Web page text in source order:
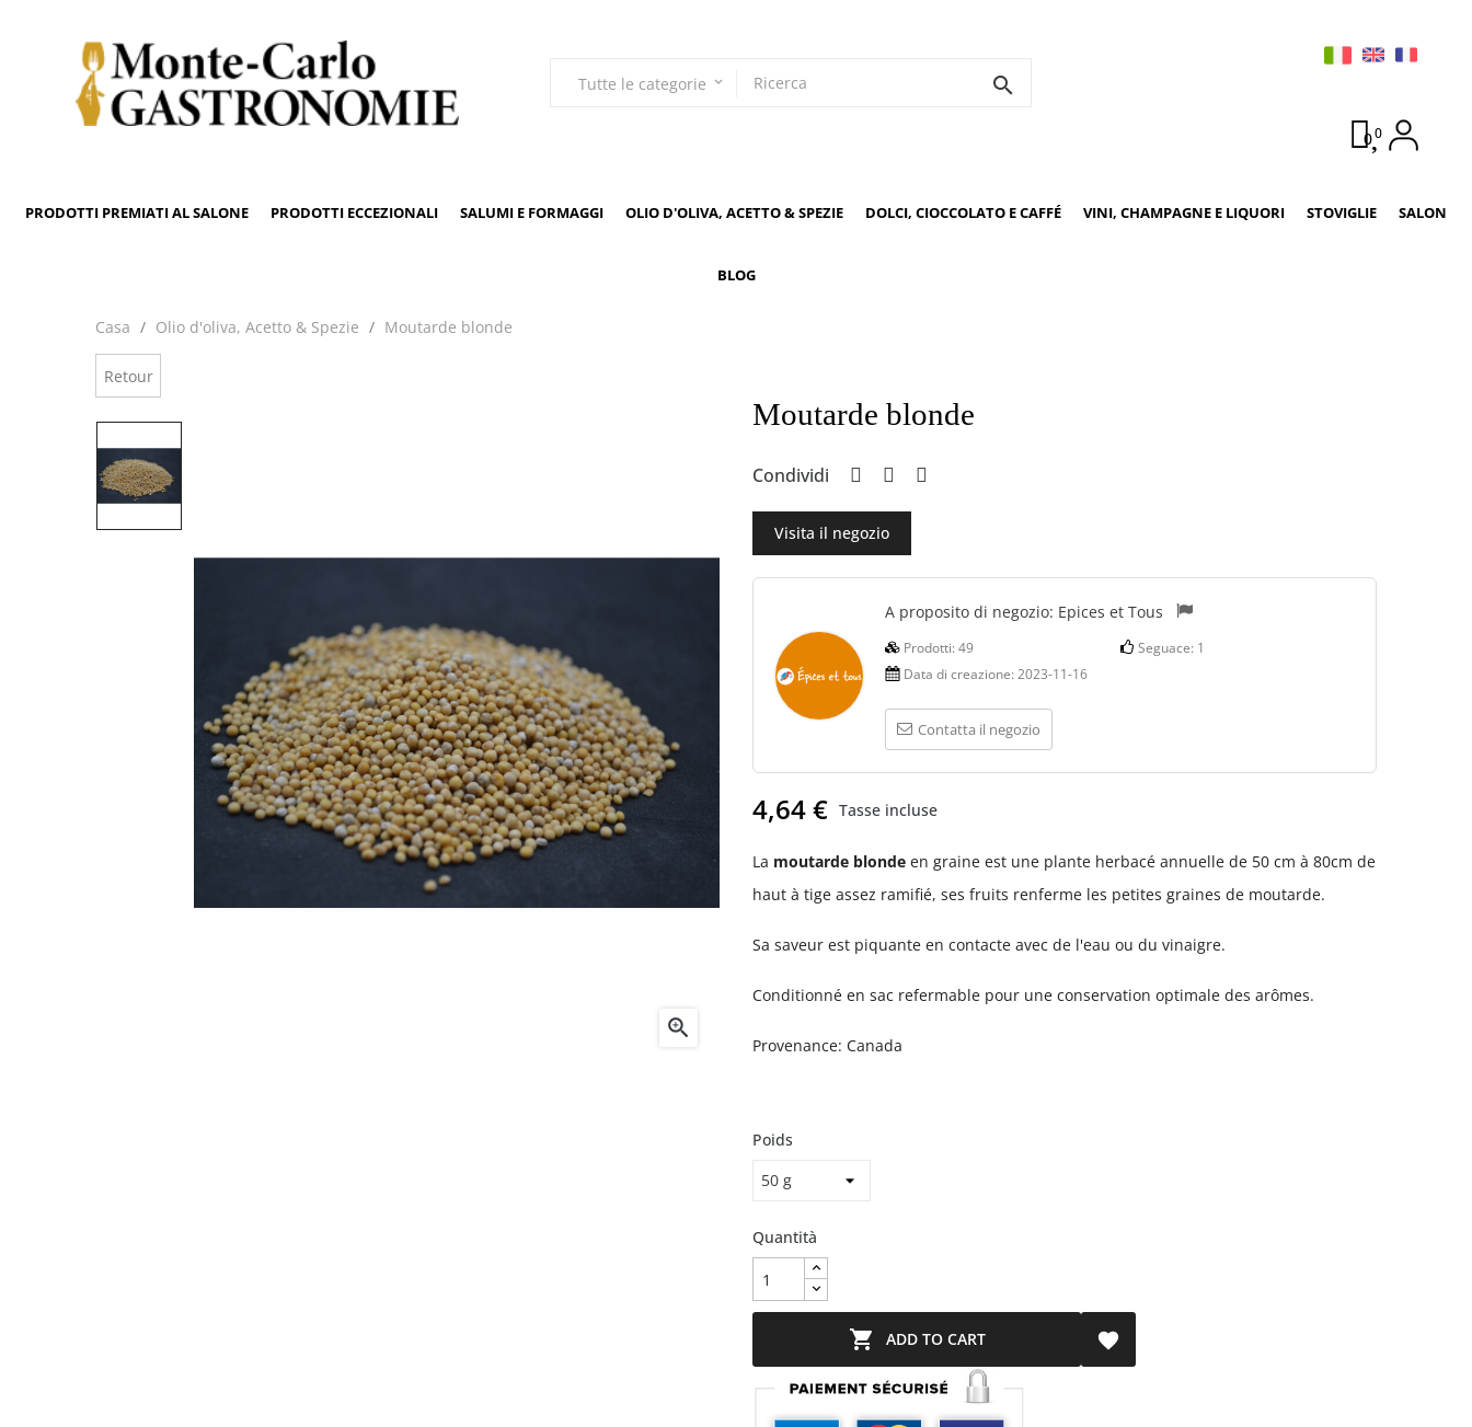
Tutte le categorie keyboard_arrow_down search
00
PRODOTTI PREMIATI AL SALONE PRODOTTI ECCEZIONALI SALUMI E FORMAGGI OLIO D'OLIVA, ACETTO & SPEZIE DOLCI, CIOCCOLATO E CAFFÉ VINI, CHAMPAGNE E LIQUORI STOVIGLIE SALON
BLOG
Casa Olio d'oliva, Acetto & Spezie Moutarde blonde
Retour

Moutarde blonde
Condividi
Visita il negozio
A proposito di negozio: Epices et Tous
Prodotti: 49 Seguace: 1
Data di creazione: 2023-11-16
Contatta il negozio
4,64 € Tasse incluse
La moutarde blonde en graine est une plante herbacé annuelle de 50 cm à 80cm de
haut à tige assez ramifié, ses fruits renferme les petites graines de moutarde.
Sa saveur est piquante en contacte avec de l'eau ou du vinaigre.
Conditionné en sac refermable pour une conservation optimale des arômes.
Provenance: Canada
Poids
Quantità
 ADD TO CART 